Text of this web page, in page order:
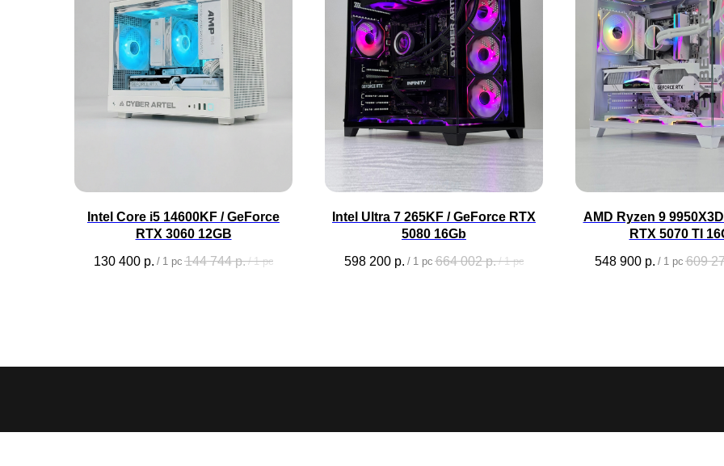
Intel Core i5 14600KF / GeForce
RTX 3060 12GB
130 400 р. / 1 pc 144 744 р. / 1 pc
Intel Ultra 7 265KF / GeForce RTX
5080 16Gb
598 200 р. / 1 pc 664 002 р. / 1 pc
AMD Ryzen 9
RTX 5070 TI
548 900 р. / 1 pc 609